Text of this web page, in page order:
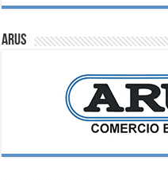
ARUS